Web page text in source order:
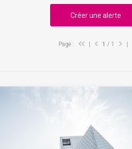
Créer une alerte
Page : 1 / 1